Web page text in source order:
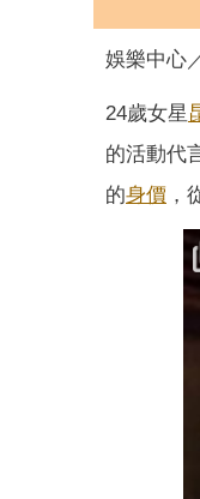
娛樂中心
24歲女星
的活動代
的身價 ，